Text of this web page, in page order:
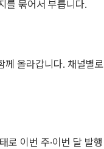
를 묶어서 부릅니다.
께 올라갑니다. 채널별
로 이번 주·이번 달 발